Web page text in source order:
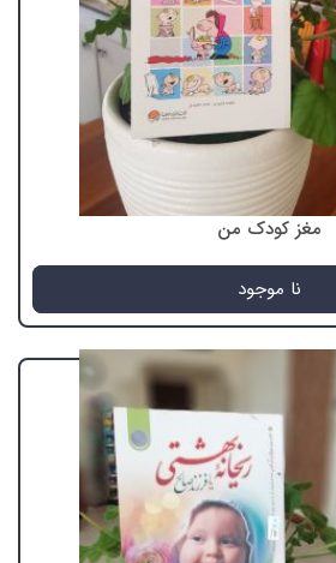
مغز کودک من
نا موجود